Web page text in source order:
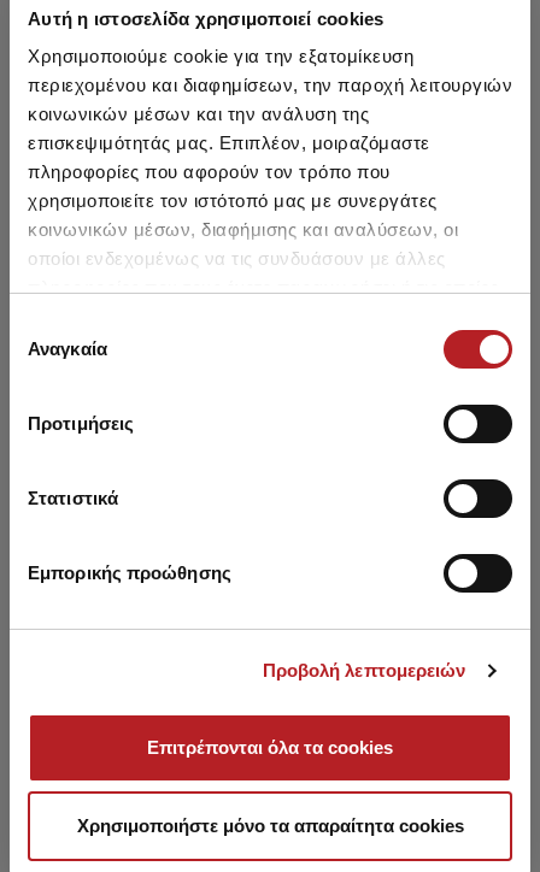
Αυτή η ιστοσελίδα χρησιμοποιεί cookies
Χρησιμοποιούμε cookie για την εξατομίκευση
περιεχομένου και διαφημίσεων, την παροχή λειτουργιών
κοινωνικών μέσων και την ανάλυση της
επισκεψιμότητάς μας. Επιπλέον, μοιραζόμαστε
πληροφορίες που αφορούν τον τρόπο που
χρησιμοποιείτε τον ιστότοπό μας με συνεργάτες
κοινωνικών μέσων, διαφήμισης και αναλύσεων, οι
οποίοι ενδεχομένως να τις συνδυάσουν με άλλες
των υπηρεσιών τους.
συγκατάθεσης
Αναγκαία
Προτιμήσεις
Στατιστικά
Εμπορικής προώθησης
Προβολή λεπτομερειών
Επιτρέπονται όλα τα cookies
Χρησιμοποιήστε μόνο τα απαραίτητα cookies
HOT OFFER
25,20 €
Minerva Μονόχρωμο